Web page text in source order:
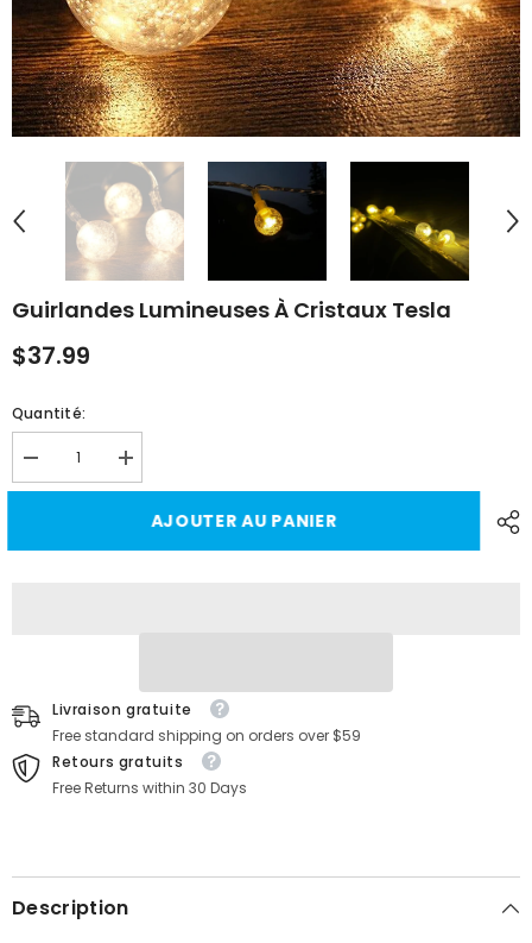
Guirlandes Lumineuses À Cristaux Tesla
$37.99
Quantité:
Diminuer
la
lumineuses
Augmenter
la
pour
lumineuses
AJOUTER AU PANIER
Livraison gratuite
Free standard shipping on orders over $59
Retours gratuits
Free Returns within 30 Days
Description